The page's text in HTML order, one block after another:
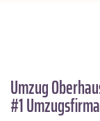
Umzug
#1 Umzugsfirma